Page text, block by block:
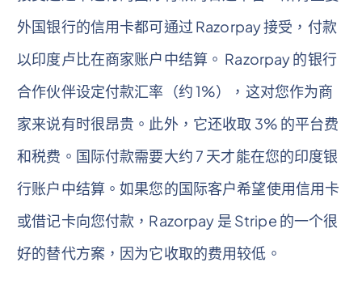
外国银行的信用卡都可通过 Razorpay 接受，付款
以印度卢比在商家账户中结算。 Razorpay 的银行
合作伙伴设定付款汇率（约 1%），这对您作为商
家来说有时很昂贵。此外，它还收取 3% 的平台费
和税费。国际付款需要大约 7 天才能在您的印度银
行账户中结算。如果您的国际客户希望使用信用卡
或借记卡向您付款，Razorpay 是 Stripe 的一个很
好的替代方案，因为它收取的费用较低。